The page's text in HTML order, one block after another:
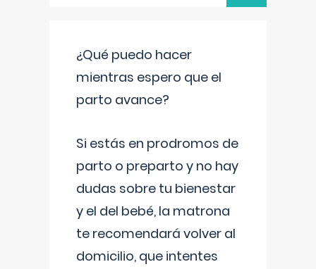
¿Qué puedo hacer
mientras espero que el
parto avance?
Si estás en prodromos de
parto o preparto y no hay
dudas sobre tu bienestar
y el del bebé, la matrona
te recomendará volver al
domicilio, que intentes